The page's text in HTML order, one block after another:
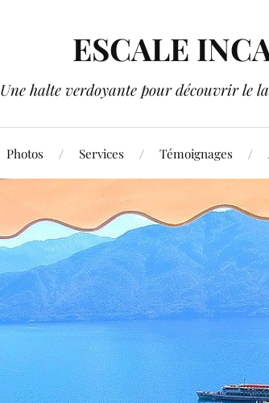
ESCALE
Une halte verdoyante pour découvrir le
Photos Services Témoignages